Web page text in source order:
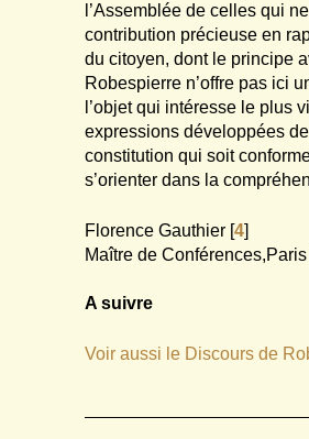
l’Assemblée de celles qui
contribution précieuse en
du citoyen, dont le principe
Robespierre n’offre pas ici
l’objet qui intéresse le plus
expressions développées
constitution qui soit
s’orienter dans la
Florence Gauthier [4]
Maître de Conférences,Paris
A suivre
Voir aussi le Discours de